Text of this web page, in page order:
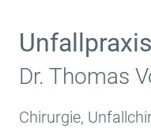
Dr. Thomas
Chirurgie,